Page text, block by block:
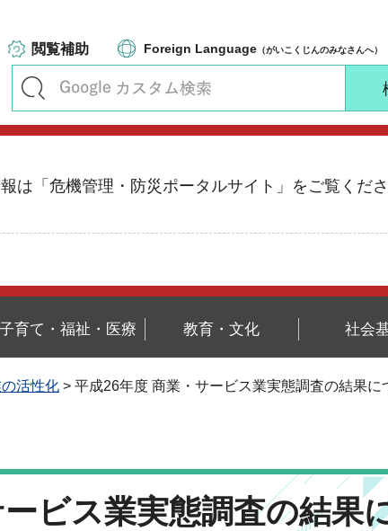
閲覧補助 Foreign Language （がいこくじんのみなさんへ）
は「危機管理・防災ポータルサイト」をご覧くださ
子育て・福祉・医療 教育・文化 社会
活性化 > 平成26年度 商業・サービス業実態調査の結果に
ビス業実態調査の結果